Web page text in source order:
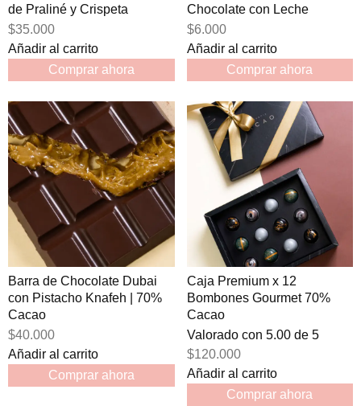
de Praliné y Crispeta
$35.000
Añadir al carrito
Comprar ahora
Chocolate con Leche
$6.000
Añadir al carrito
Comprar ahora
Barra de Chocolate Dubai
con Pistacho Knafeh | 70%
Cacao
$40.000
Añadir al carrito
Comprar ahora
Caja Premium x 12
Bombones Gourmet 70%
Cacao
Valorado con 5.00de 5
$120.000
Añadir al carrito
Comprar ahora